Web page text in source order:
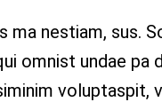
ma nestiam, sus.
omnist undae pa
voluptaspit,